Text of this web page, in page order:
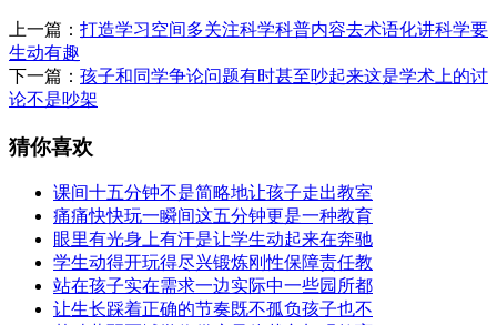
上一篇： 打造学习空间多关注科学科普内容去术语化讲科学要
生动有趣
下一篇： 孩子和同学争论问题有时甚至吵起来这是学术上的讨
论不是吵架
猜你喜欢
课间十五分钟不是简略地让孩子走出教室
痛痛快快玩一瞬间这五分钟更是一种教育
眼里有光身上有汗是让学生动起来在奔驰
学生动得开玩得尽兴锻炼刚性保障责任教
站在孩子实在需求一边实际中一些园所都
让生长踩着正确的节奏既不孤负孩子也不